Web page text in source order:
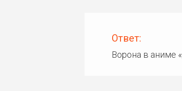
Ответ:
Ворона в аниме «